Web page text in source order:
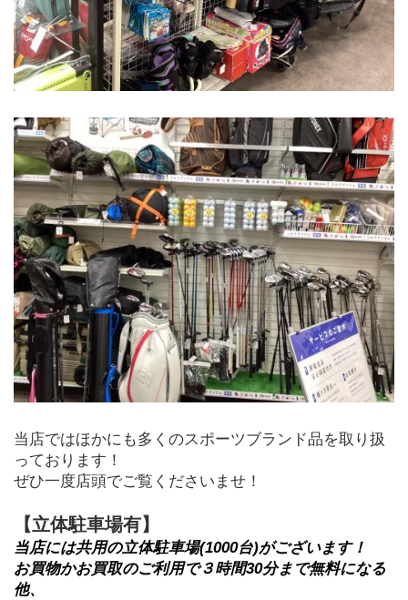
当店ではほかにも多くのスポーツブランド品を取り扱
っております！
ぜひ一度店頭でご覧くださいませ！
【立体駐車場有】
当店には共用の立体駐車場(1000台)がございます！
お買物かお買取のご利用で３時間30分まで無料になる
他、